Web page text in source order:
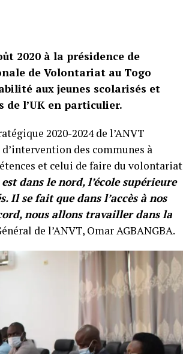
2020 à la présidence de
de Volontariat au Togo
aux jeunes scolarisés et
l’UK en particulier.
2020-2024 de l’ANVT
des communes à
et celui de faire du volontariat
dans le nord, l’école supérieure
Il se fait que dans l’accès à nos
nous allons travailler dans la
de l’ANVT, Omar AGBANGBA.